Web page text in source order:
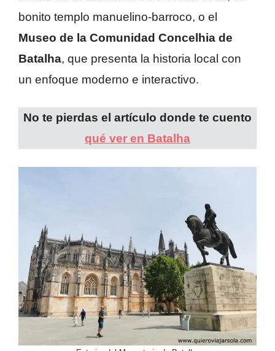
bonito templo manuelino-barroco, o el
Museo de la Comunidad Concelhia de
Batalha, que presenta la historia local con
un enfoque moderno e interactivo.
No te pierdas el artículo donde te cuento
qué ver en Batalha